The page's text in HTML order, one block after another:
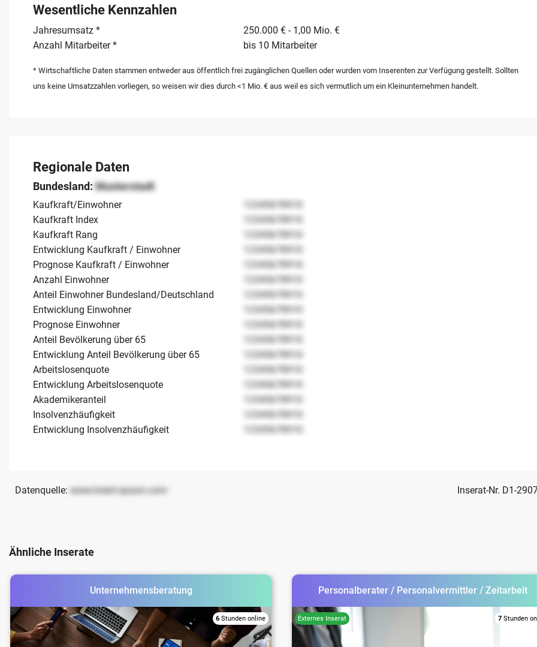
Wesentliche Kennzahlen
Jahresumsatz *
250.000 € - 1,00 Mio. €
Anzahl Mitarbeiter *
bis 10 Mitarbeiter
* Wirtschaftliche Daten stammen entweder aus öffentlich frei zugänglichen Quellen oder wurden vom Inserenten zur Verfügung gestellt. Sollten
uns keine Umsatzzahlen vorliegen, so weisen wir dies durch <1 Mio. € aus weil es sich vermutlich um ein Kleinunternehmen handelt.
Regionale Daten
Bundesland: Musterstadt
Kaufkraft/Einwohner
12345678910
Kaufkraft Index
12345678910
Kaufkraft Rang
12345678910
Entwicklung Kaufkraft / Einwohner
12345678910
Prognose Kaufkraft / Einwohner
12345678910
Anzahl Einwohner
12345678910
Anteil Einwohner Bundesland/Deutschland
12345678910
Entwicklung Einwohner
12345678910
Prognose Einwohner
12345678910
Anteil Bevölkerung über 65
12345678910
Entwicklung Anteil Bevölkerung über 65
12345678910
Arbeitslosenquote
12345678910
Entwicklung Arbeitslosenquote
12345678910
Akademikeranteil
12345678910
Insolvenzhäufigkeit
12345678910
Entwicklung Insolvenzhäufigkeit
12345678910
Datenquelle: www.lorem-ipsum.com Inserat-Nr. D1-
Ähnliche Inserate
Unternehmensberatung
6 Stunden online
Personalberater / Personalvermittler / Zeitarbeit
7Stunden